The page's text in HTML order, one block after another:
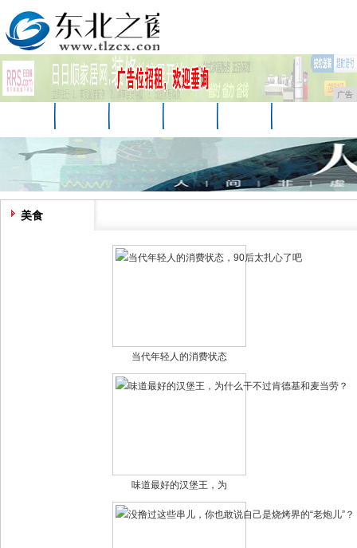
广告
企业 游戏
美食
当代年轻人的消费状态
味道最好的汉堡王，为